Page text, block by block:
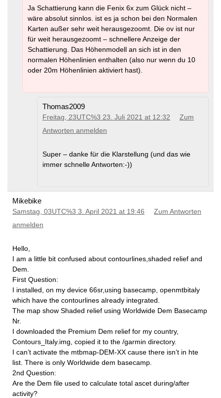
Ja Schattierung kann die Fenix 6x zum Glück nicht –
wäre absolut sinnlos. ist es ja schon bei den Normalen
Karten außer sehr weit herausgezoomt. Die ov ist nur
für weit herausgezoomt – schnellere Anzeige der
Schattierung. Das Höhenmodell an sich ist in den
normalen Höhenlinien enthalten (also nur wenn du 10
oder 20m Höhenlinien aktiviert hast).
Thomas2009
Freitag, 23UTC%3 23. Juli 2021 at 12:32
Zum
Antworten anmelden
Super – danke für die Klarstellung (und das wie
immer schnelle Antworten:-))
Mikebike
Samstag, 03UTC%3 3. April 2021 at 19:46
Zum Antworten
anmelden
Hello,
I am a little bit confused about contourlines,shaded relief and
Dem.
First Question:
I installed, on my device 66sr,using basecamp, openmtbitaly
which have the contourlines already integrated.
The map show Shaded relief using Worldwide Dem Basecamp
Nr.
I downloaded the Premium Dem relief for my country,
Contours_Italy.img, copied it to the /garmin directory.
I can’t activate the mtbmap-DEM-XX cause there isn’t in hte
list. There is only Worldwide dem basecamp.
2nd Question:
Are the Dem file used to calculate total ascet during/after
activity?